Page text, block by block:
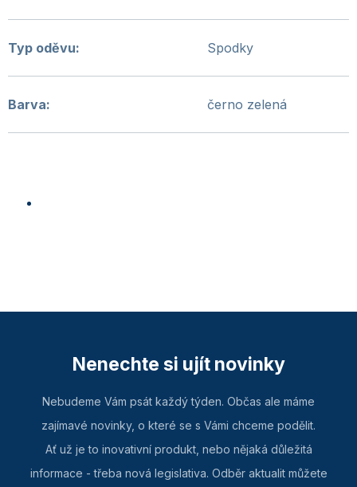
Typ oděvu: Spodky
Barva: černo zelená
Nenechte si ujít novinky
Nebudeme Vám psát každý týden. Občas ale máme
zajímavé novinky, o které se s Vámi chceme podělit.
Ať už je to inovativní produkt, nebo nějaká důležitá
informace - třeba nová legislativa. Odběr aktualit můžete